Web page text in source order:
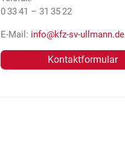
0 33 41 – 31 35 22
E-Mail: info@kfz-sv-ullmann.de
Kontaktformular